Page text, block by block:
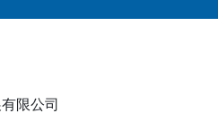
限公司